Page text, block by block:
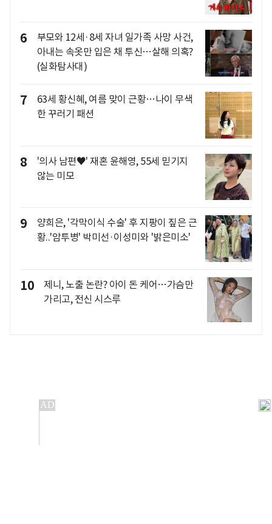
6
부모와 12세·8세 자녀 일가족 사망 사건,
아내는 속옷만 입은 채 투신…살해 의혹?
(실화탐사대)
7
63세 황신혜, 여름 맞이 근황…나이 무색
한 꾸러기 패션
8
'의사 남편♥' 재혼 윤해영, 55세 믿기지
않는 미모
9
양희은, '각막이식 수술' 후 지팡이 짚은 근
황..'암투병' 박미선·이성미와 '밝은미소'
10
제니, 노출 논란? 아이 돈 케어…가슴만
가리고, 전신 시스루